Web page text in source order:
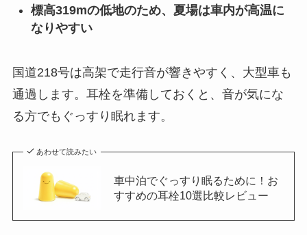
標高319mの低地のため、夏場は車内が高温に
なりやすい
国道218号は高架で走行音が響きやすく、大型車も
通過します。耳栓を準備しておくと、音が気にな
る方でもぐっすり眠れます。
あわせて読みたい
車中泊でぐっすり眠るために！お
すすめの耳栓10選比較レビュー